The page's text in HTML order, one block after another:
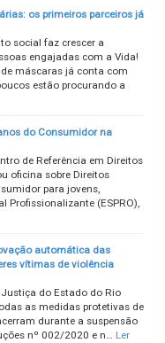
os primeiros parceiros já
social faz crescer a
engajadas com a Vida!
máscaras já conta com
estão procurando a
do Consumidor na
de Referência em Direitos
oficina sobre Direitos
para jovens,
Profissionalizante (ESPRO),
automática das
vítimas de violência
do Estado do Rio
as medidas protetivas de
durante a suspensão
nº 002/2020 e n… Ler